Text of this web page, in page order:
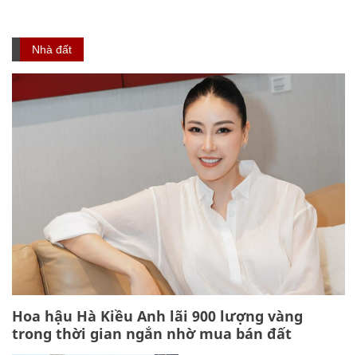
Nhà đất
Hoa hậu Hà Kiều Anh lãi 900 lượng vàng
trong thời gian ngắn nhờ mua bán đất